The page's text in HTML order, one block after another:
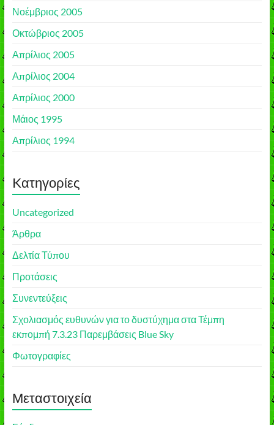
Νοέμβριος 2005
Οκτώβριος 2005
Απρίλιος 2005
Απρίλιος 2004
Απρίλιος 2000
Μάιος 1995
Απρίλιος 1994
Kατηγορίες
Uncategorized
Άρθρα
Δελτία Τύπου
Προτάσεις
Συνεντεύξεις
Σχολιασμός ευθυνών για το δυστύχημα στα Τέμπη
εκπομπή 7.3.23 Παρεμβάσεις Blue Sky
Φωτογραφίες
Μεταστοιχεία